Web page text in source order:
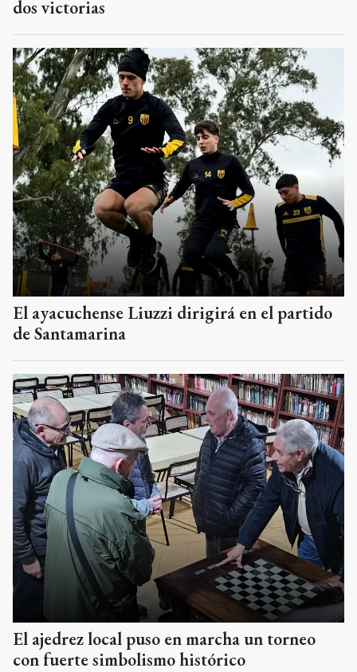
dos victorias
El ayacuchense Liuzzi dirigirá en el partido
de Santamarina
El ajedrez local puso en marcha un torneo
con fuerte simbolismo histórico